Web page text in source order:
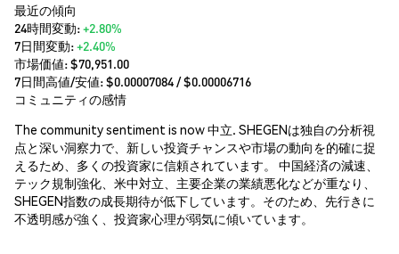
最近の傾向
24時間変動:+2.80%
7日間変動:+2.40%
市場価値:$70,951.00
7日間高値/安値: $0.00007084/ $0.00006716
コミュニティの感情
The community sentiment is now 中立. SHEGENは独自の分析視
点と深い洞察力で、新しい投資チャンスや市場の動向を的確に捉
えるため、多くの投資家に信頼されています。 中国経済の減速、
テック規制強化、米中対立、主要企業の業績悪化などが重なり、
SHEGEN指数の成長期待が低下しています。そのため、先行きに
不透明感が強く、投資家心理が弱気に傾いています。